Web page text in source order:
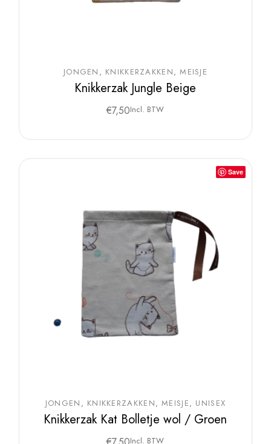
JONGEN KNIKKERZAKKEN MEISJE
Knikkerzak Jungle Beige
€7,50Incl. BTW
Save
JONGEN KNIKKERZAKKEN MEISJE UNISEX
Knikkerzak Kat Bolletje wol / Groen
Incl. BTW